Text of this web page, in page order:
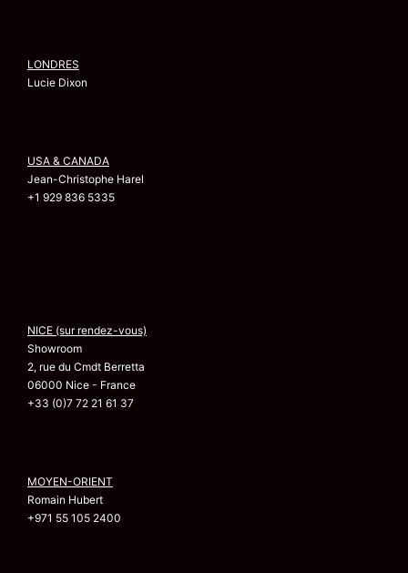
LONDRES
Lucie Dixon
USA & CANADA
Jean-Christophe Harel
+1 929 836 5335
NICE (sur rendez-vous)
Showroom
2, rue du Cmdt Berretta
06000 Nice - France
+33 (0)7 72 21 61 37
MOYEN-ORIENT
Romain Hubert
+971 55 105 2400